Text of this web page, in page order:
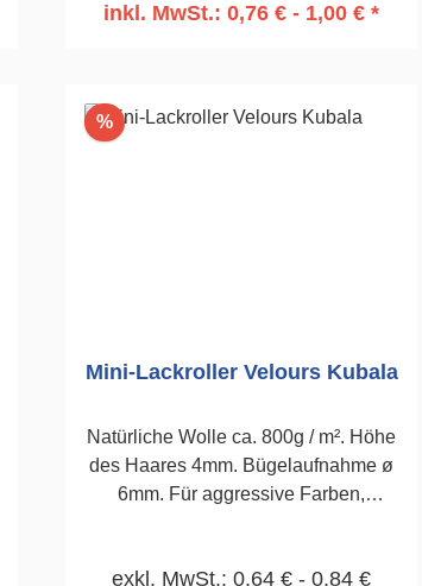
inkl. MwSt.: 0,76 € - 1,00 € *
%Rabatt
Mini-Lackroller Velours Kubala
Natürliche Wolle ca. 800g / m². Höhe
des Haares 4mm. Bügelaufnahme ø
6mm. Für aggressive Farben,
Stückzahl 2
exkl. MwSt.: 0,64 € - 0,84 €